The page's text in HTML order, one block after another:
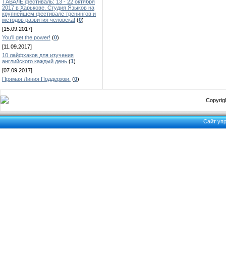
ТАВАЛЕ фестиваль: 13 - 22 октября
2017 в Харькове. Студия Языков на
крупнейшем фестивале тренингов и
методов развития человека! (0)
[15.09.2017]
You'll get the power! (0)
[11.09.2017]
10 лайфхаков для изучения
английского каждый день (1)
[07.09.2017]
Прямая Линия Поддержки. (0)
Сайт